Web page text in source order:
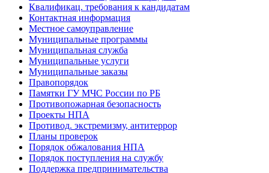
Квалификац. требования к кандидатам
Контактная информация
Местное самоуправление
Муниципальные программы
Муниципальная служба
Муниципальные услуги
Муниципальные заказы
Правопорядок
Памятки ГУ МЧС России по РБ
Противопожарная безопасность
Проекты НПА
Противод. экстремизму, антитеррор
Планы проверок
Порядок обжалования НПА
Порядок поступления на службу
Поддержка предпринимательства